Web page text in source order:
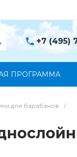
+7 (495)
+7 (495)
Выходной
ПРОГРАММА
для барабанов
/